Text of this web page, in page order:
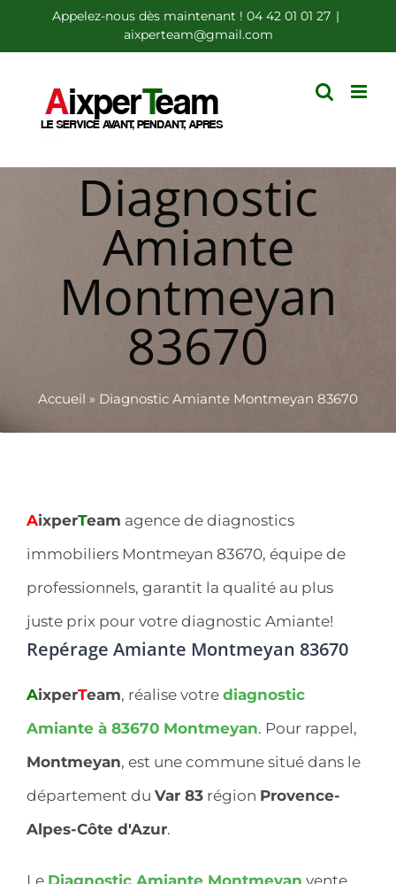
au
contenu
Appelez-nous dès maintenant ! 04 42 01 01 27 |
aixperteam@gmail.com
Diagnostic
Amiante
Montmeyan
83670
Accueil » Diagnostic Amiante Montmeyan 83670
AixperTeam agence de diagnostics
immobiliers Montmeyan 83670, équipe de
professionnels, garantit la qualité au plus
juste prix pour votre diagnostic Amiante!
Repérage Amiante Montmeyan 83670
AixperTeam, réalise votre diagnostic
Amiante à 83670 Montmeyan. Pour rappel,
Montmeyan, est une commune situé dans le
département du Var 83 région Provence-
Alpes-Côte d'Azur.
Le Diagnostic Amiante Montmeyan vente